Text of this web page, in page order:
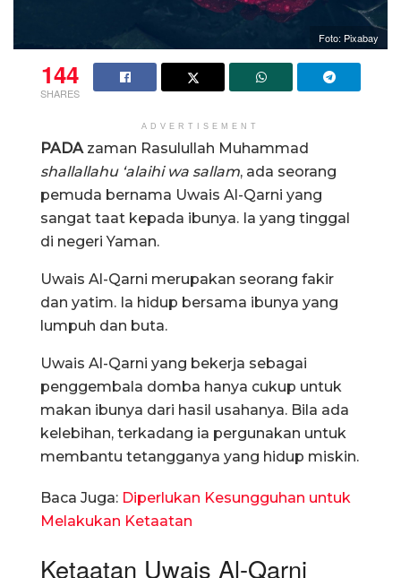
Foto: Pixabay
144
SHARES
ADVERTISEMENT
PADA zaman Rasulullah Muhammad
shallallahu ‘alaihi wa sallam, ada seorang
pemuda bernama Uwais Al-Qarni yang
sangat taat kepada ibunya. Ia yang tinggal
di negeri Yaman.
Uwais Al-Qarni merupakan seorang fakir
dan yatim. Ia hidup bersama ibunya yang
lumpuh dan buta.
Uwais Al-Qarni yang bekerja sebagai
penggembala domba hanya cukup untuk
makan ibunya dari hasil usahanya. Bila ada
kelebihan, terkadang ia pergunakan untuk
membantu tetangganya yang hidup miskin.
Baca Juga: Diperlukan Kesungguhan untuk
Melakukan Ketaatan
Ketaatan Uwais Al-Qarni